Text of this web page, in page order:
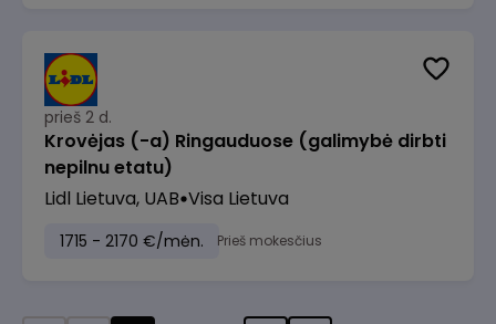
prieš 2 d.
Krovėjas (-a) Ringauduose (galimybė dirbti
nepilnu etatu)
Lidl Lietuva, UAB Visa Lietuva
1715 - 2170 €/mėn. Prieš mokesčius